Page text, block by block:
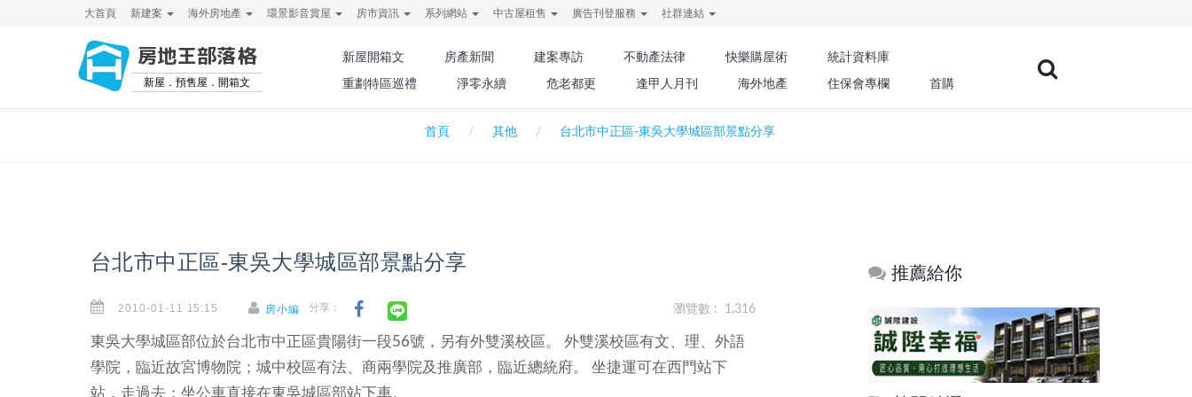
大首頁 新建案 海外房地產 環景影音賞屋 房市資訊 系列網站 中古屋租售 廣告刊登服務 社群連結
房地王部落格
新屋．預售屋．開箱文
新屋開箱文 房產新聞 建案專訪 不動產法律 快樂購屋術
統計資料庫
重劃特區巡禮
淨零永續 危老都更 逢甲人月刊 海外地產 住保會專欄 首購
首頁 其他 台北市中正區-東吳大學城區部景點分享
台北市中正區-東吳大學城區部景點分享
2010-01-11 15:15 房小編 分享： 瀏覽數 : 1,316
東吳大學城區部位於台北市中正區貴陽街一段56號，另有外雙溪校區。 外雙溪校區有文、理、外語
學院，臨近故宮博物院；城中校區有法、商兩學院及推廣部，臨近總統府。 坐捷運可在西門站下
站，走過去；坐公車直接在東吳城區部站下車。
推薦給你